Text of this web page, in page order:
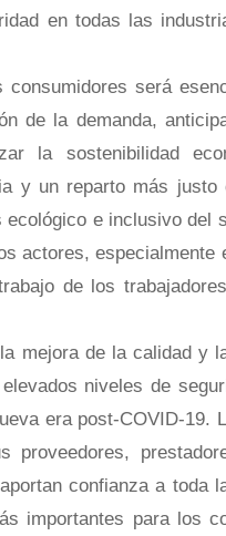
en todas las
será
de la demanda,
la sostenibilidad
y un reparto más justo
e inclusivo del
actores, especialmente
de los
mejora de la calidad y
niveles de
era post-COVID-19.
proveedores,
confianza a toda
importantes para los